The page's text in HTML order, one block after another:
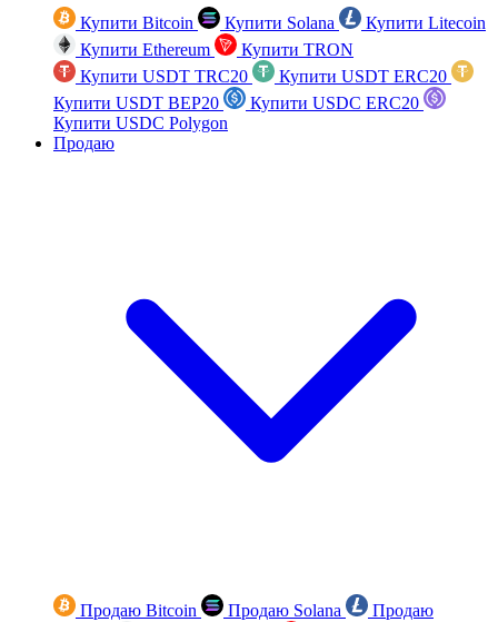
Купити Bitcoin Купити Solana
Купити Litecoin
Купити Ethereum
Купити TRON
Купити USDT TRC20
Купити USDT ERC20
Купити USDT BEP20
Купити USDC ERC20
Купити USDC Polygon
Продаю
Продаю Bitcoin Продаю Solana
Продаю